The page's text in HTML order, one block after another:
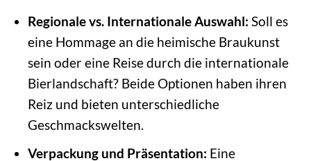
Regionale vs. Internationale Auswahl: Soll es
eine Hommage an die heimische Braukunst
sein oder eine Reise durch die internationale
Bierlandschaft? Beide Optionen haben ihren
Reiz und bieten unterschiedliche
Geschmackswelten.
Verpackung und Präsentation: Eine